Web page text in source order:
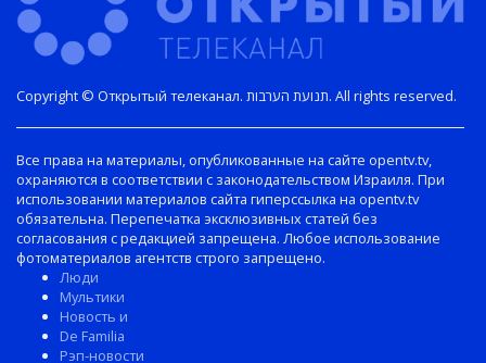
Copyright © Открытый телеканал. תנועת הערבות. All rights reserved.
Все права на материалы, опубликованные на сайте opentv.tv,
охраняются в соответствии с законодательством Израиля. При
использовании материалов сайта гиперссылка на opentv.tv
обязательна. Перепечатка эксклюзивных статей без
согласования с редакцией запрещена. Любое использование
фотоматериалов агентств строго запрещено.
Люди
Мультики
Новость и
De Familia
Рэп-новости